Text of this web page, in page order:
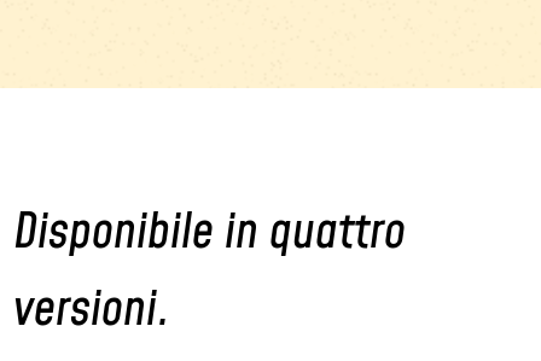
Disponibile in quattro
versioni.